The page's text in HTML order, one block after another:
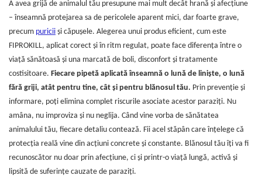
A avea grijă de animalul tău presupune mai mult decât hrană și afecțiune
– înseamnă protejarea sa de pericolele aparent mici, dar foarte grave,
precum puricii și căpușele. Alegerea unui produs eficient, cum este
FIPROKILL, aplicat corect și în ritm regulat, poate face diferența între o
viață sănătoasă și una marcată de boli, disconfort și tratamente
costisitoare. Fiecare pipetă aplicată înseamnă o lună de liniște, o lună
fără griji, atât pentru tine, cât și pentru blănosul tău. Prin prevenție și
informare, poți elimina complet riscurile asociate acestor paraziți. Nu
amâna, nu improviza și nu neglija. Când vine vorba de sănătatea
animalului tău, fiecare detaliu contează. Fii acel stăpân care înțelege că
protecția reală vine din acțiuni concrete și constante. Blănosul tău îți va fi
recunoscător nu doar prin afecțiune, ci și printr-o viață lungă, activă și
lipsită de suferințe cauzate de paraziți.